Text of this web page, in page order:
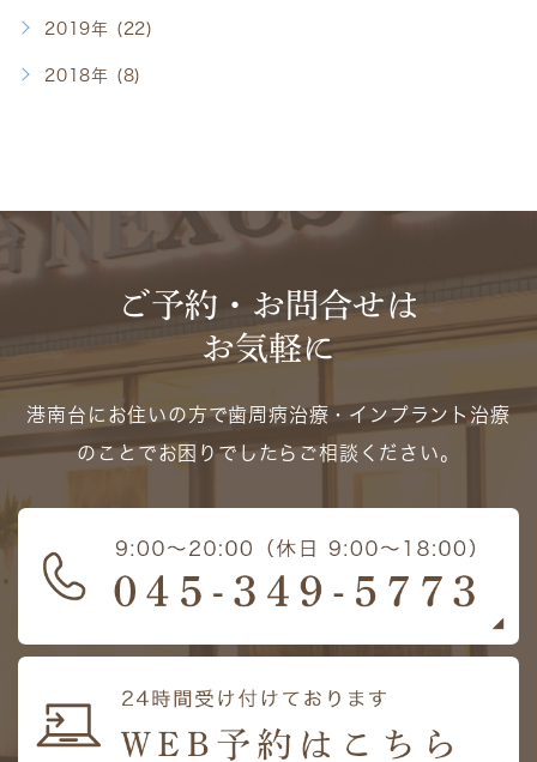
2019年 (22)
2018年 (8)
ご予約・お問合せは
お気軽に
港南台にお住いの方で歯周病治療・インプラント治療
のことでお困りでしたらご相談ください。